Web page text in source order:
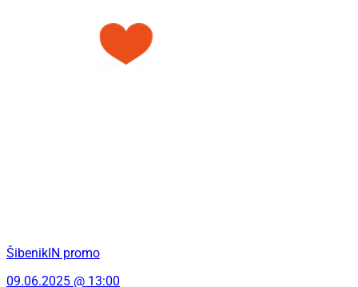
ŠibenikIN promo
09.06.2025 @ 13:00